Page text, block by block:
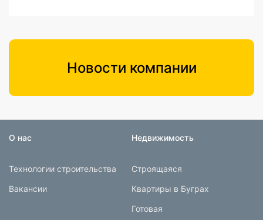
Новости компании
О нас
Технологии строительства
Вакансии
Недвижимость
Строящаяся
Квартиры в Буграх
Готовая